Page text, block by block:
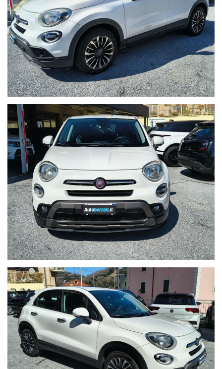
SERVOSTERZO
TELECARA PARCHEGGIO POSTERIORE
COMPUTER DI BORDO
UNICOPROPRIETARIO
WWW.AUTOBORZOLI.IT
Perché scegliere AUTOBORZOLI?
Sappiamo che l’acquisto di un’auto usata è una questione di
fiducia. Per questo, ogni nostra vettura viene consegnata solo
dopo un rigoroso processo di ripristino:
- Zero Pensieri:Consegniamo l'auto pronta all'uso, evitandoti
inutili soste in officina subito dopo l'acquisto.
- Certificazione Chilometrica:
Trasparenza totale. I km sono
certificati in fattura e sottoscritti dal precedente proprietario.
- Igiene Protetta:Interni lavati e sanificati con trattamento
professionale all’ozono e prodotti specifici a base alcolica.
- Documentazione Trasparente:Riceverai un certificato delle
lavorazioni eseguite e lo stato d'uso analitico del veicolo.
Nota di Trasparenza:In Autoborzoli crediamo nell'onestà. I
prezzi esposti possono variare in base alle campagne
promozionali in corso o ai requisiti specifici del cliente.
Nonostante la cura nell'inserimento dei dati, potrebbero
esserci involontarie imprecisioni tecniche; vi invitiamo
pertanto a verificare le caratteristiche dello specifico veicolo
presso la nostra sede.